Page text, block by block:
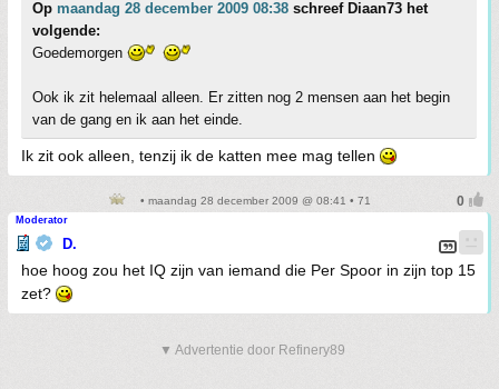
Op maandag 28 december 2009 08:38 schreef Diaan73 het
volgende:
Goedemorgen
Ook ik zit helemaal alleen. Er zitten nog 2 mensen aan het begin
van de gang en ik aan het einde.
Ik zit ook alleen, tenzij ik de katten mee mag tellen
• maandag 28 december 2009 @ 08:41 • 71
Moderator
D.
hoe hoog zou het IQ zijn van iemand die Per Spoor in zijn top 15
zet?
▼ Advertentie door Refinery89